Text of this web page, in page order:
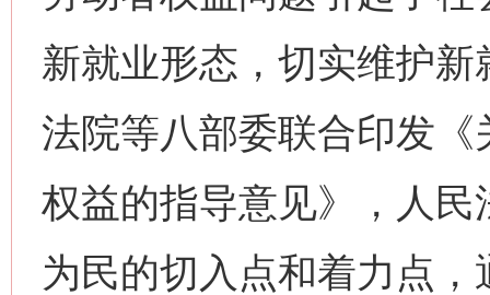
新就业形态，切实维护
法院等八部委联合印发
权益的指导意见》，人
为民的切入点和着力点
网上购药对药下症？